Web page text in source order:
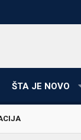
ŠTA JE NOVO